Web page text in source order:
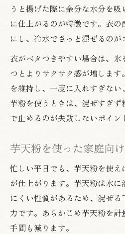
さつまいも粉活用の天ぷ
さつまいも粉で作る
術
芋粉と天ぷらの相性
説
天ぷら粉なしで美味
芋天粉を活かす家庭
さつまいも天ぷらを
芋粉が叶える天ぷら
天ぷらをサクサク保
カリッと天ぷらに仕
芋粉入り天ぷらの食
天ぷら粉不要でカリ
うと揚げた際に余分な水分を
に仕上がるのが特徴です。衣
にし、冷水でさっと混ぜるのが
衣がベタつきやすい場合は、
つとよりサクサク感が増しま
を維持し、一度に入れすぎない
芋粉を使うときは、混ぜすぎ
で止めるのが失敗しないポイン
芋天粉を使った家庭向
忙しい平日でも、芋天粉を使え
が仕上がります。芋天粉は水に
にくい性質があるため、混ぜ
力です。あらかじめ芋天粉を
手間も減ります。